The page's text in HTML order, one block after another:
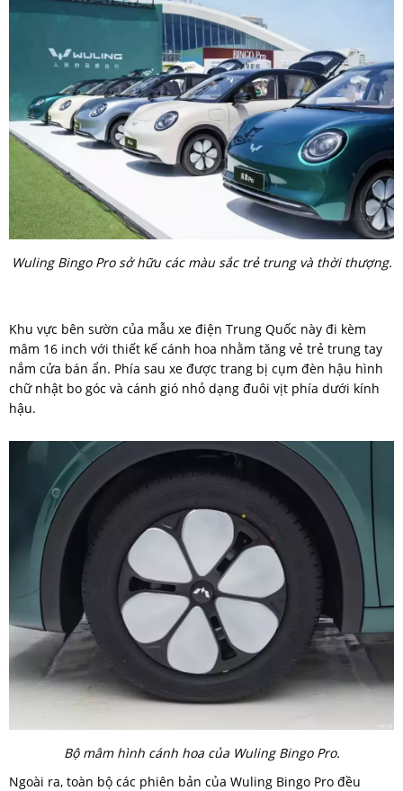
Wuling Bingo Pro sở hữu các màu sắc trẻ trung và thời thượng.
Khu vực bên sườn của mẫu xe điện Trung Quốc này đi kèm
mâm 16 inch với thiết kế cánh hoa nhằm tăng vẻ trẻ trung tay
nắm cửa bán ẩn. Phía sau xe được trang bị cụm đèn hậu hình
chữ nhật bo góc và cánh gió nhỏ dạng đuôi vịt phía dưới kính
hậu.
Bộ mâm hình cánh hoa của Wuling Bingo Pro.
Ngoài ra, toàn bộ các phiên bản của Wuling Bingo Pro đều